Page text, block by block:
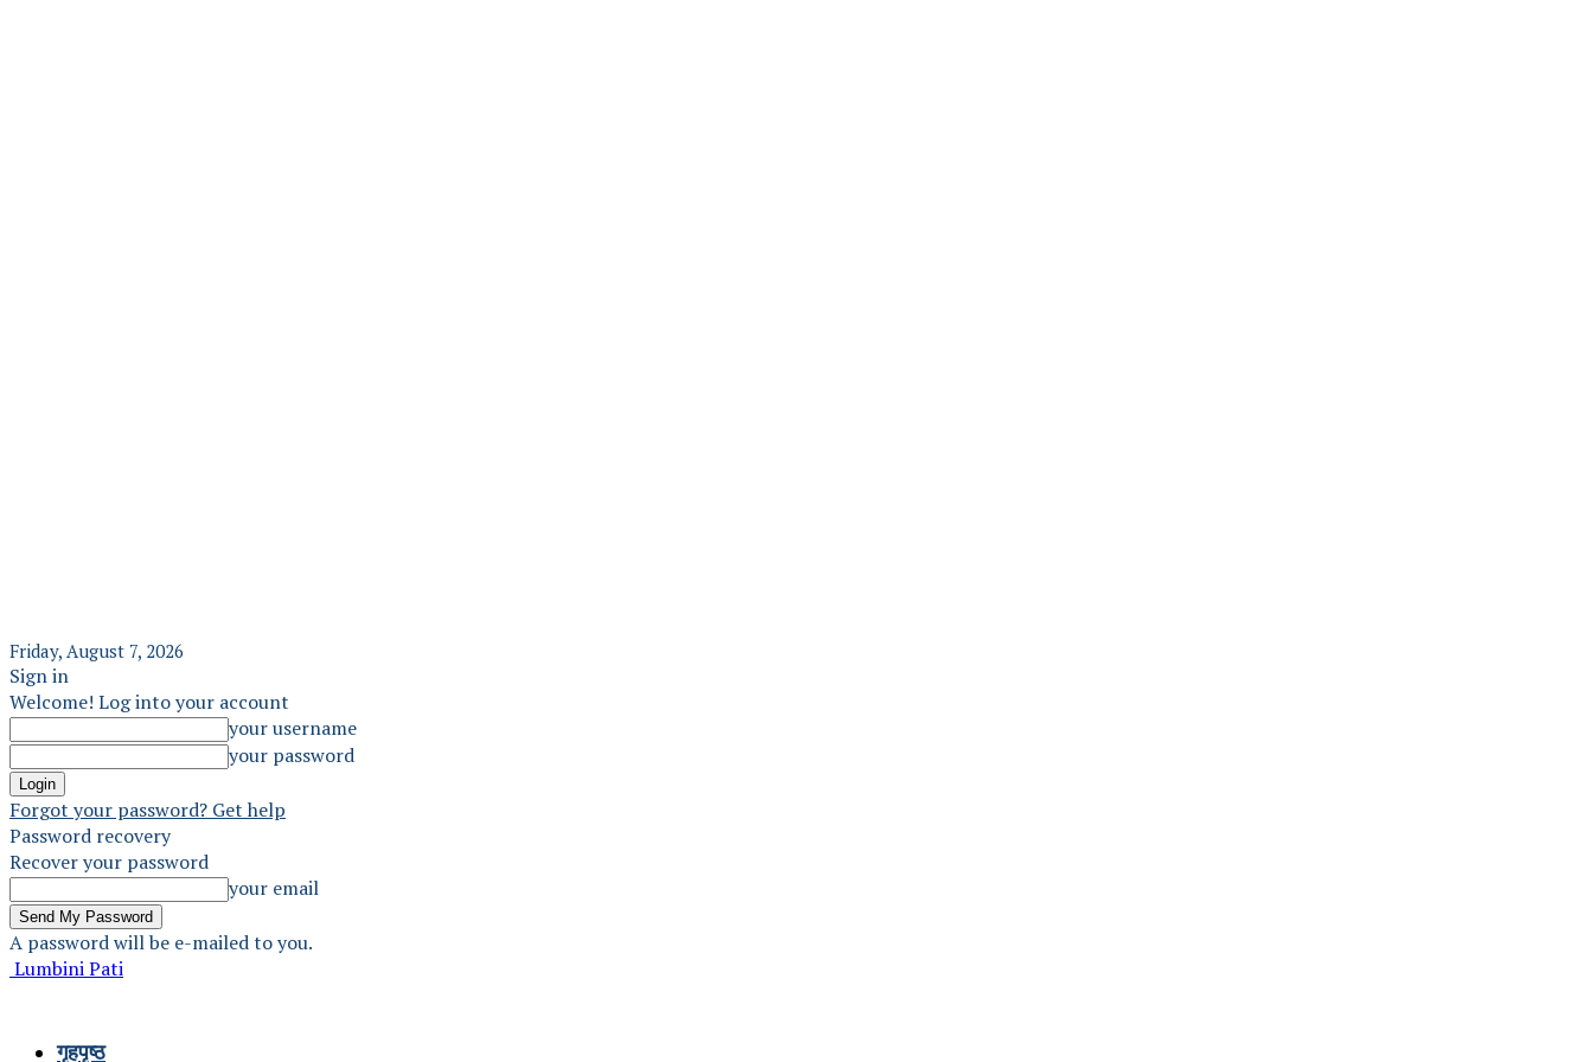
Friday, August 7, 2026
Sign in
Welcome! Log into your account
your username
your password
Forgot your password? Get help
Password recovery
Recover your password
your email
A password will be e-mailed to you.
Lumbini Pati
गृहपृष्ठ